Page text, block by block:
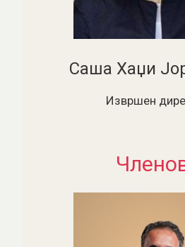
Саша Хаџи
Извршен